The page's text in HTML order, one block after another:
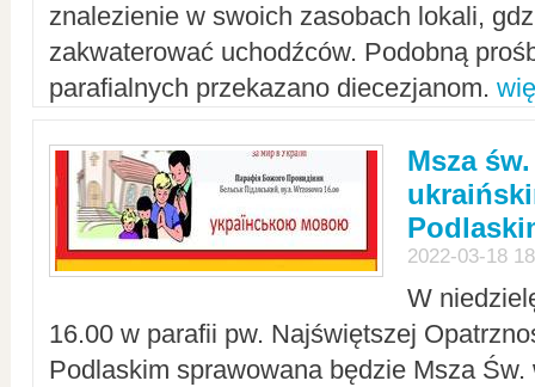
znalezienie w swoich zasobach lokali,
zakwaterować uchodźców. Podobną
parafialnych przekazano diecezjanom.
Msza
2022-03-18
W
16.00 w parafii pw. Najświętszej
Podlaskim sprawowana będzie Msza Św.